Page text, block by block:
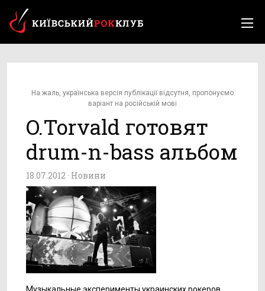
На жаль, українська версія публікації відсутня, пропонуємо
варіант на російській мові
O.Torvald готовят
drum-n-bass альбом
18.07.2012 · Новини